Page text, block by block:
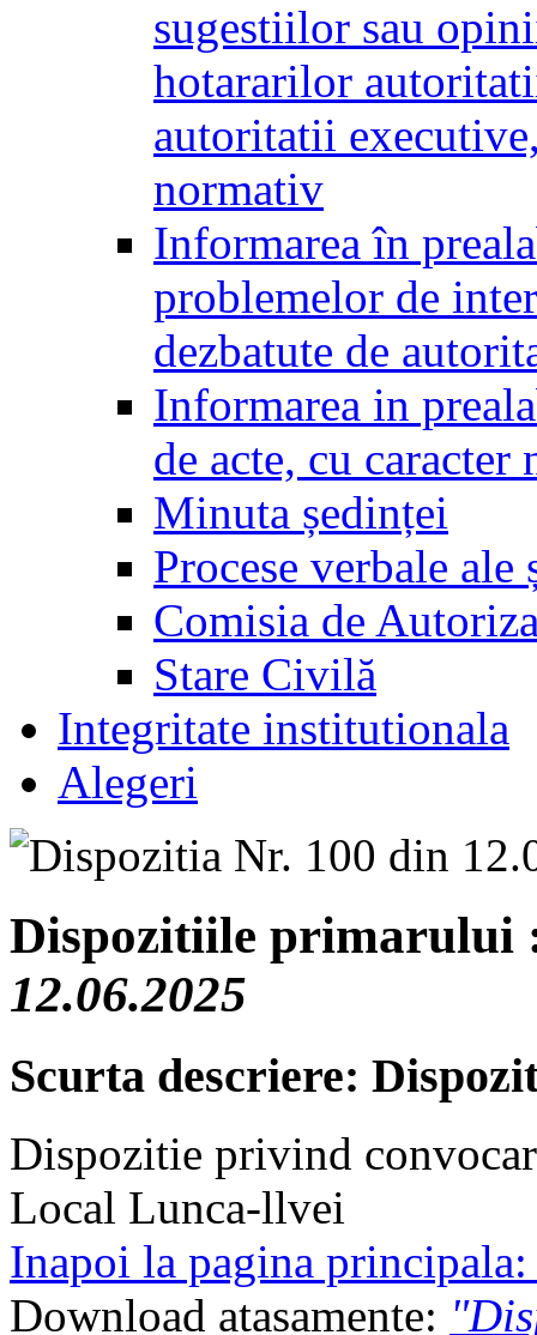
sugestiilor sau
hotararilor
autoritatii
normativ
Informarea în
problemelor de
dezbatute de
Informarea in
de acte, cu caracter
Minuta ședinței
Procese verbale
Comisia de
Stare Civilă
Integritate institutionala
Alegeri
Dispozitiile
12.06.2025
Scurta descriere:
Dispozitie privind
Local Lunca-llvei
Inapoi la pagina
Download atasamente: